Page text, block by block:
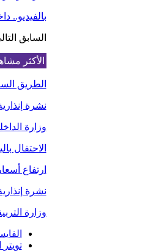
بالفيديو..
السابق
الأكثر
الطريق
نشرة
وزارة
الاحتفال
ارتفاع
نشرة
وزارة
تويتر